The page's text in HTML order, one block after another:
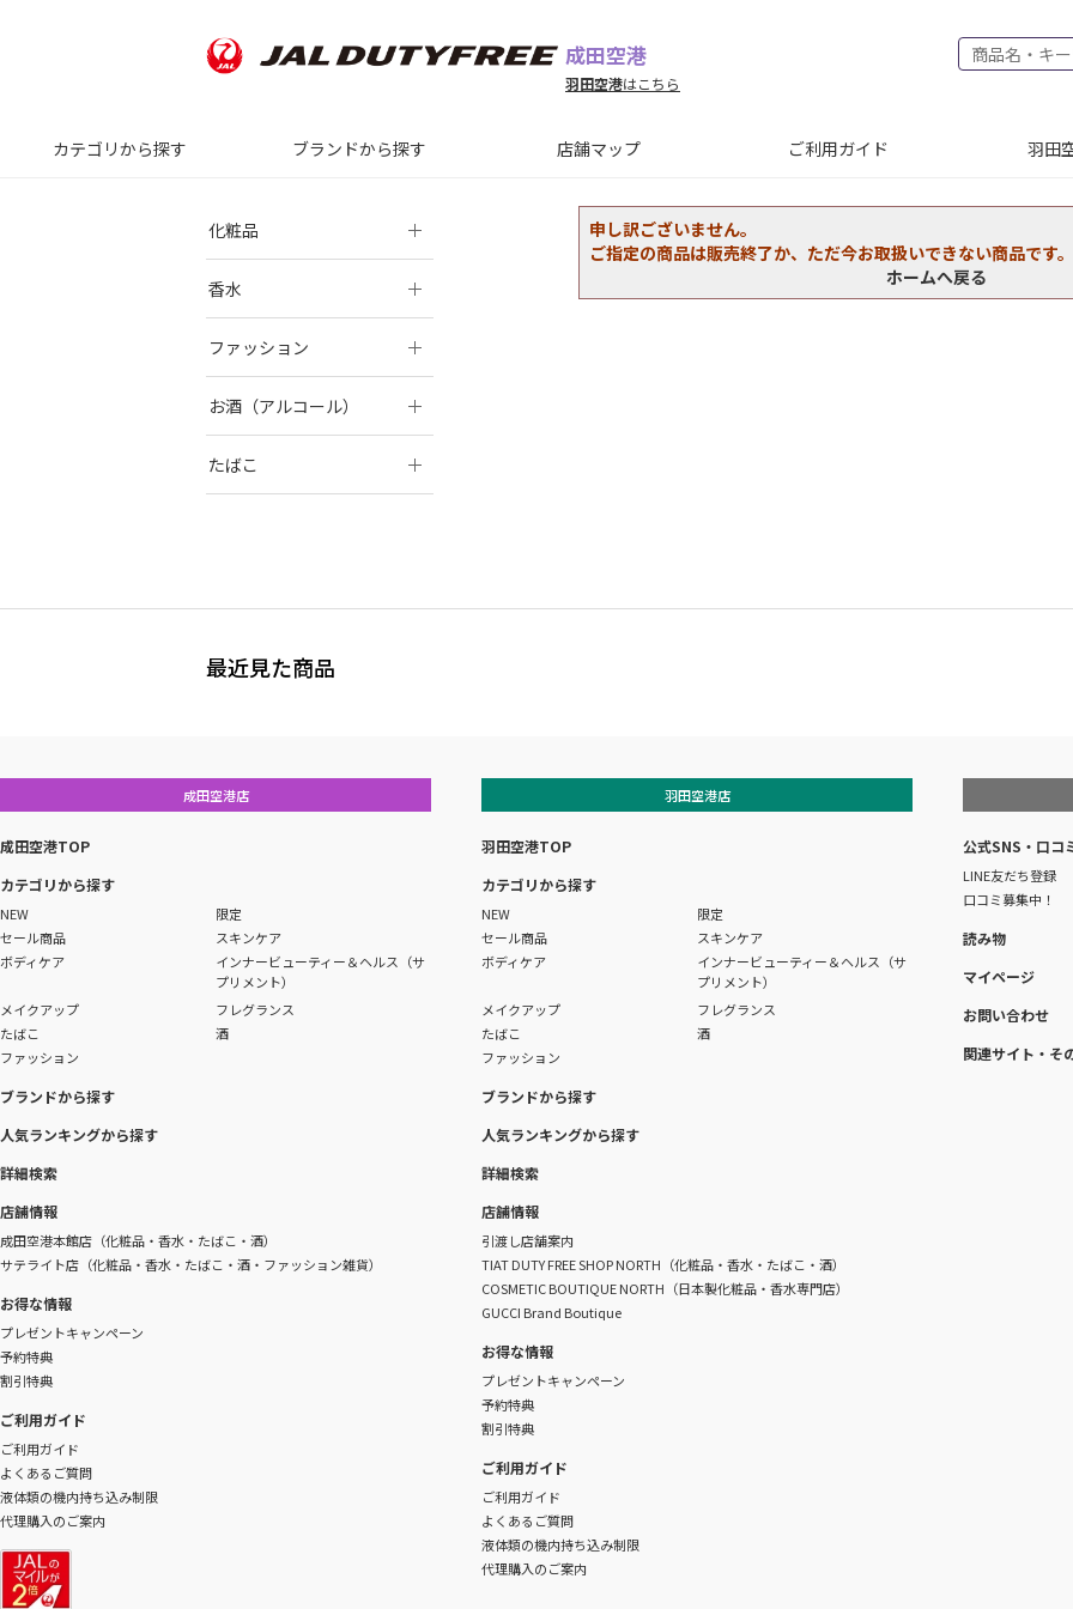
成田空港
羽田空港はこちら
カテゴリから探す ブランドから探す 店舗マップ ご利用ガイド 羽田
申し訳ございません。
ご指定の商品は販売終了か、ただ今お取扱いできない商品です。
ホームへ戻る
化粧品
香水
ファッション
お酒（アルコール）
たばこ
最近見た商品
成田空港店
成田空港TOP
カテゴリから探す
NEW
限定
セール商品
スキンケア
ボディケア
インナービューティー＆ヘルス（サ
プリメント）
メイクアップ
フレグランス
たばこ
酒
ファッション
ブランドから探す
人気ランキングから探す
詳細検索
店舗情報
成田空港本館店（化粧品・香水・たばこ・酒）
サテライト店（化粧品・香水・たばこ・酒・ファッション雑貨）
お得な情報
プレゼントキャンペーン
予約特典
割引特典
ご利用ガイド
ご利用ガイド
よくあるご質問
液体類の機内持ち込み制限
代理購入のご案内
羽田空港店
羽田空港TOP
カテゴリから探す
NEW
限定
セール商品
スキンケア
ボディケア
インナービューティー＆ヘルス（サ
プリメント）
メイクアップ
フレグランス
たばこ
酒
ファッション
ブランドから探す
人気ランキングから探す
詳細検索
店舗情報
引渡し店舗案内
TIAT DUTY FREE SHOP NORTH（化粧品・香水・たばこ・酒）
COSMETIC BOUTIQUE NORTH（日本製化粧品・香水専門店）
GUCCI Brand Boutique
お得な情報
プレゼントキャンペーン
予約特典
割引特典
ご利用ガイド
ご利用ガイド
よくあるご質問
液体類の機内持ち込み制限
代理購入のご案内
公式SNS・口コ
LINE友だち登録
口コミ募集中！
読み物
マイページ
お問い合わせ
関連サイト・そ